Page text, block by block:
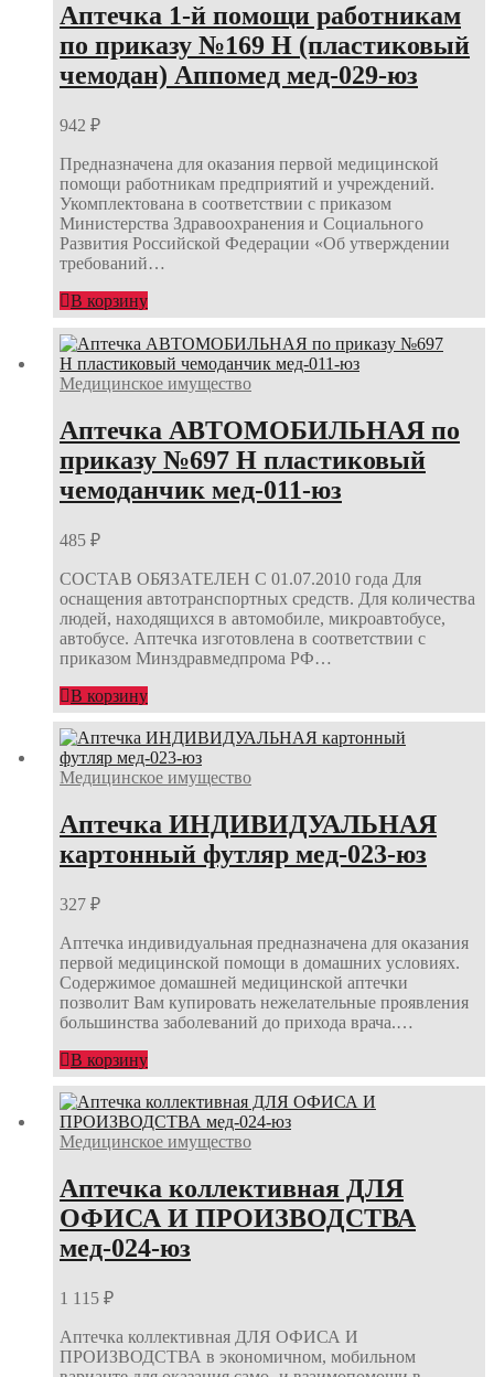
Аптечка 1-й помощи работникам
по приказу №169 Н (пластиковый
чемодан) Аппомед мед-029-юз
942 ₽
Предназначена для оказания первой медицинской
помощи работникам предприятий и учреждений.
Укомплектована в соответствии с приказом
Министерства Здравоохранения и Социального
Развития Российской Федерации «Об утверждении
требований…
В корзину
Медицинское имущество
Аптечка АВТОМОБИЛЬНАЯ по
приказу №697 Н пластиковый
чемоданчик мед-011-юз
485 ₽
СОСТАВ ОБЯЗАТЕЛЕН С 01.07.2010 года Для
оснащения автотранспортных средств. Для количества
людей, находящихся в автомобиле, микроавтобусе,
автобусе. Аптечка изготовлена в соответствии с
приказом Минздравмедпрома РФ…
В корзину
Медицинское имущество
Аптечка ИНДИВИДУАЛЬНАЯ
картонный футляр мед-023-юз
327 ₽
Аптечка индивидуальная предназначена для оказания
первой медицинской помощи в домашних условиях.
Содержимое домашней медицинской аптечки
позволит Вам купировать нежелательные проявления
большинства заболеваний до прихода врача.…
В корзину
Медицинское имущество
Аптечка коллективная ДЛЯ
ОФИСА И ПРОИЗВОДСТВА
мед-024-юз
1 115 ₽
Аптечка коллективная ДЛЯ ОФИСА И
ПРОИЗВОДСТВА в экономичном, мобильном